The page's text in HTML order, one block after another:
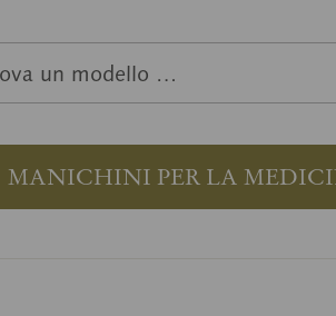
MANICHINI PER LA